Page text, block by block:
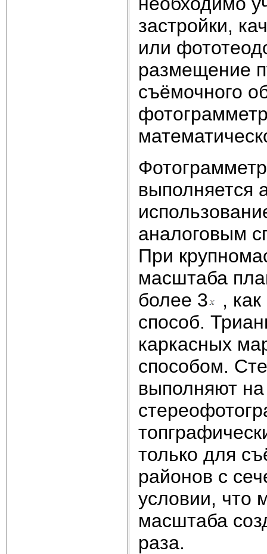
застройки,
или
размещение
съёмочного
выполняется
аналоговым
При
масштаба
более 3
,
способ.
каркасных
способом.
выполняют
только для
районов с
условии, что
масштаба
раза.